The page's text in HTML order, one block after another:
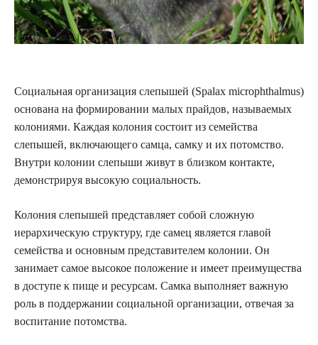
Социальная организация слепышей (Spalax microphthalmus)
основана на формировании малых прайдов, называемых
колониями. Каждая колония состоит из семейства
слепышей, включающего самца, самку и их потомство.
Внутри колонии слепыши живут в близком контакте,
демонстрируя высокую социальность.
Колония слепышей представляет собой сложную
иерархическую структуру, где самец является главой
семейства и основным представителем колонии. Он
занимает самое высокое положение и имеет преимущества
в доступе к пище и ресурсам. Самка выполняет важную
роль в поддержании социальной организации, отвечая за
воспитание потомства.